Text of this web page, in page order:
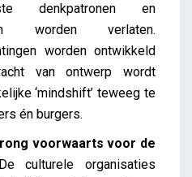
denkpatronen en
worden verlaten.
worden ontwikkeld
van ontwerp wordt
‘mindshift’ teweeg te
én burgers.
voorwaarts voor de
culturele organisaties